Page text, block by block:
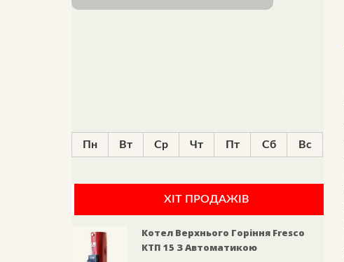
Пн Вт Ср Чт Пт Сб Вс
ХІТ ПРОДАЖІВ
Котел Верхнього Горіння Fresco
КТП 15 З Автоматикою